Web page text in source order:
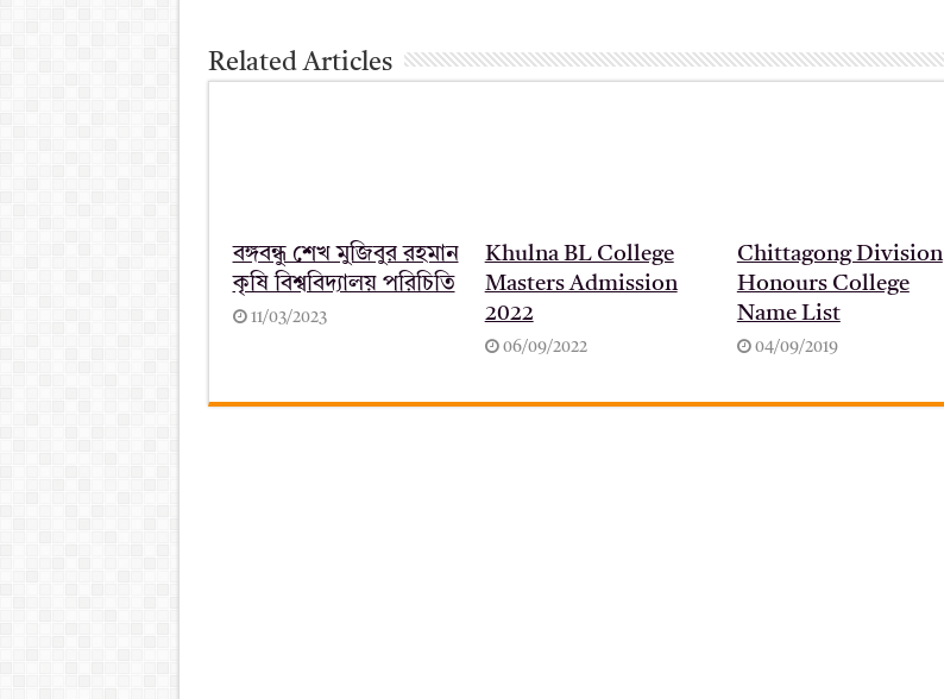
Related Articles
বঙ্গবন্ধু শেখ মুজিবুর রহমান
কৃষি বিশ্ববিদ্যালয় পরিচিতি
11/03/2023
Khulna BL College
Masters Admission
2022
06/09/2022
Chittagong Division
Honours College
Name List
04/09/2019